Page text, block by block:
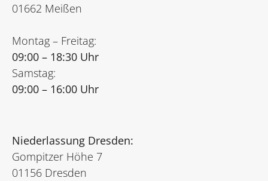
01662 Meißen
Montag – Freitag:
09:00 – 18:30 Uhr
Samstag:
09:00 – 16:00 Uhr
Niederlassung Dresden:
Gompitzer Höhe 7
01156 Dresden